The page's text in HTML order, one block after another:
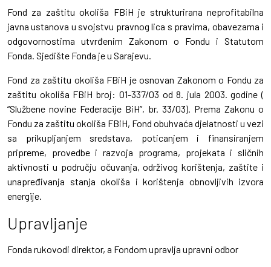
Fond za zaštitu okoliša FBiH je strukturirana neprofitabilna
javna ustanova u svojstvu pravnog lica s pravima, obavezama i
odgovornostima utvrđenim Zakonom o Fondu i Statutom
Fonda. Sjedište Fonda je u Sarajevu.
Fond za zaštitu okoliša FBiH je osnovan Zakonom o Fondu za
zaštitu okoliša FBiH broj: 01-337/03 od 8. jula 2003. godine (
“Službene novine Federacije BiH”, br. 33/03). Prema Zakonu o
Fondu za zaštitu okoliša FBiH, Fond obuhvaća djelatnosti u vezi
sa prikupljanjem sredstava, poticanjem i finansiranjem
pripreme, provedbe i razvoja programa, projekata i sličnih
aktivnosti u području očuvanja, održivog korištenja, zaštite i
unapređivanja stanja okoliša i korištenja obnovljivih izvora
energije.
Upravljanje
Fonda rukovodi direktor, a Fondom upravlja upravni odbor